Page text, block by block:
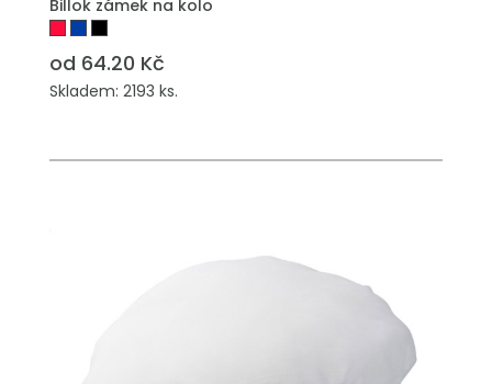
Billok zámek na kolo
od 64.20 Kč
Skladem: 2193 ks.